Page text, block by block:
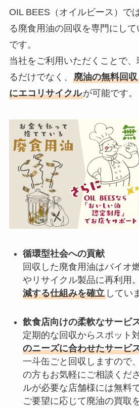
OIL BEES（オイルビース）で
る廃食用油の回収を専門にし
です。
当社をご利用いただくことで
るだけでなく、 廃油の無料回
にエコリサイクルが可能です。
循環型社会への貢献
回収した廃食用油はバイオ
やリサイクル製品に再利用。
減する仕組みを確立してい
飲食店向けの柔軟なサービ
定期的な回収からスポット
のニーズに合わせたサービ
一斗缶ごと回収しますので
の方もお気軽にご相談くだ
ルが必要な店舗様には無料
ご要望に応じて廃油の買取